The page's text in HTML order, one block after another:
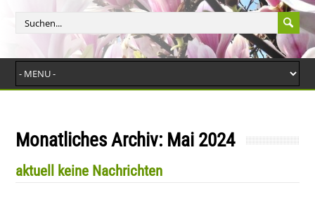
Monatliches Archiv: Mai 2024
aktuell keine Nachrichten